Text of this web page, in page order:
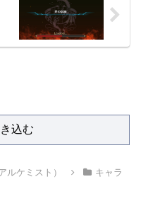
込む
ルケミスト）
キャラ